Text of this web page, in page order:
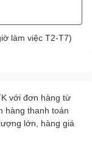
làm việc T2-T7)
với đơn hàng từ
hàng thanh toán
lớn, hàng giá